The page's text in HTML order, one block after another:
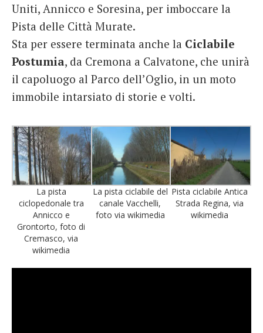
Uniti, Annicco e Soresina, per imboccare la
Pista delle Città Murate.
Sta per essere terminata anche la Ciclabile
Postumia, da Cremona a Calvatone, che unirà
il capoluogo al Parco dell’Oglio, in un moto
immobile intarsiato di storie e volti.
La pista
ciclopedonale tra
Annicco e
Grontorto, foto di
Cremasco, via
wikimedia
La pista ciclabile del
canale Vacchelli,
foto via wikimedia
Pista ciclabile Antica
Strada Regina, via
wikimedia